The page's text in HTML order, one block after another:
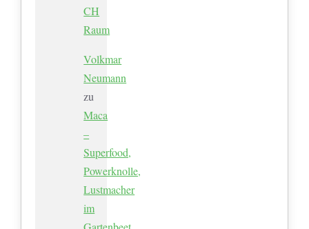
CH
Raum
Volkmar
Neumann
zu
Maca
–
Superfood,
Powerknolle,
Lustmacher
im